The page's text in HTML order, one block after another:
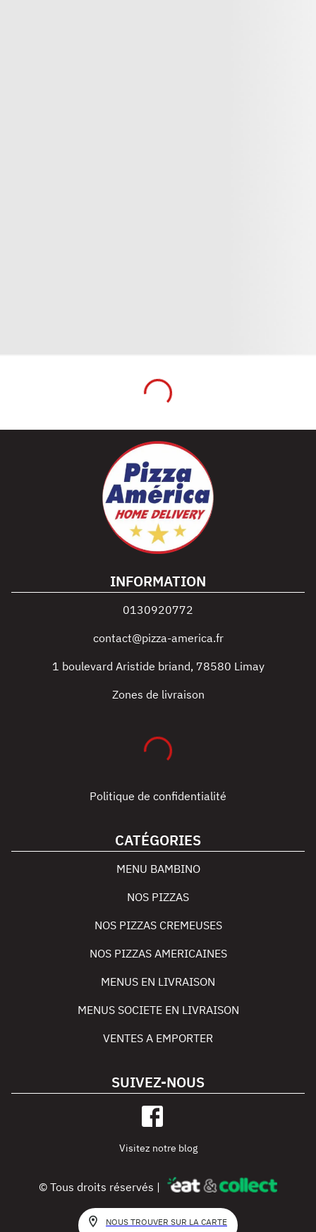
INFORMATION
0130920772
contact@pizza-america.fr
1 boulevard Aristide briand, 78580 Limay
Zones de livraison
Politique de confidentialité
CATÉGORIES
MENU BAMBINO
NOS PIZZAS
NOS PIZZAS CREMEUSES
NOS PIZZAS AMERICAINES
MENUS EN LIVRAISON
MENUS SOCIETE EN LIVRAISON
VENTES A EMPORTER
SUIVEZ-NOUS
Visitez notre blog
© Tous droits réservés |
NOUS TROUVER SUR LA CARTE